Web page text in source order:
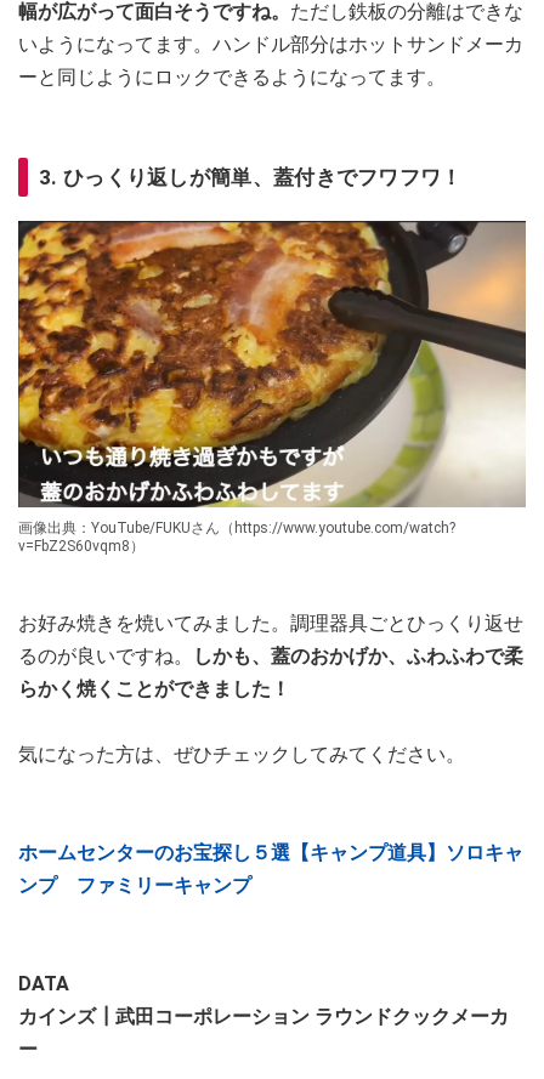
幅が広がって面白そうですね。 ただし鉄板の分離はできな
いようになってます。ハンドル部分はホットサンドメーカ
ーと同じようにロックできるようになってます。
3. ひっくり返しが簡単、蓋付きでフワフワ！
画像出典：YouTube/FUKUさん（https://www.youtube.com/watch?
v=FbZ2S60vqm8）
お好み焼きを焼いてみました。調理器具ごとひっくり返せ
るのが良いですね。
しかも、蓋のおかげか、ふわふわで柔
らかく焼くことができました！
気になった方は、ぜひチェックしてみてください。
ホームセンターのお宝探し５選【キャンプ道具】ソロキャ
ンプ ファミリーキャンプ
DATA
カインズ┃武田コーポレーション ラウンドクックメーカ
ー